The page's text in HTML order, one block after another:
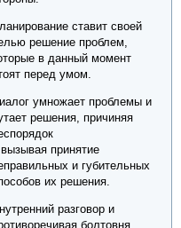
ставит своей
решение проблем,
в данный момент
перед умом.
умножает проблемы и
решения, причиняя
принятие
и губительных
их решения.
разговор и
болтовня